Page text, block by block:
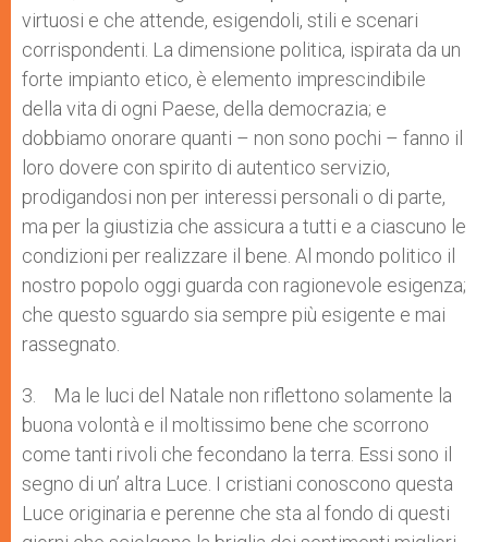
virtuosi e che attende, esigendoli, stili e scenari
corrispondenti. La dimensione politica, ispirata da un
forte impianto etico, è elemento imprescindibile
della vita di ogni Paese, della democrazia; e
dobbiamo onorare quanti – non sono pochi – fanno il
loro dovere con spirito di autentico servizio,
prodigandosi non per interessi personali o di parte,
ma per la giustizia che assicura a tutti e a ciascuno le
condizioni per realizzare il bene. Al mondo politico il
nostro popolo oggi guarda con ragionevole esigenza;
che questo sguardo sia sempre più esigente e mai
rassegnato.
3. Ma le luci del Natale non riflettono solamente la
buona volontà e il moltissimo bene che scorrono
come tanti rivoli che fecondano la terra. Essi sono il
segno di un’ altra Luce. I cristiani conoscono questa
Luce originaria e perenne che sta al fondo di questi